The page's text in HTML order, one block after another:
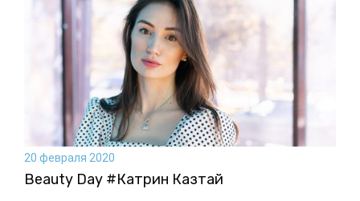
20 февраля 2020
Beauty Day #Катрин Казтай